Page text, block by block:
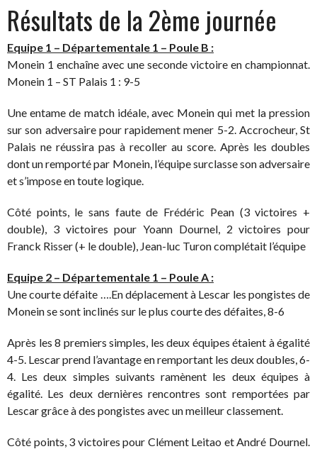
Résultats de la 2ème journée
Equipe 1 – Départementale 1 – Poule B :
Monein 1 enchaîne avec une seconde victoire en championnat.
Monein 1 – ST Palais 1 : 9-5
Une entame de match idéale, avec Monein qui met la pression
sur son adversaire pour rapidement mener 5-2. Accrocheur, St
Palais ne réussira pas à recoller au score. Après les doubles
dont un remporté par Monein, l’équipe surclasse son adversaire
et s’impose en toute logique.
Côté points, le sans faute de Frédéric Pean (3 victoires +
double), 3 victoires pour Yoann Dournel, 2 victoires pour
Franck Risser (+ le double), Jean-luc Turon complétait l’équipe
Equipe 2 – Départementale 1 – Poule A :
Une courte défaite ….En déplacement à Lescar les pongistes de
Monein se sont inclinés sur le plus courte des défaites, 8-6
Après les 8 premiers simples, les deux équipes étaient à égalité
4-5. Lescar prend l’avantage en remportant les deux doubles, 6-
4. Les deux simples suivants ramènent les deux équipes à
égalité. Les deux dernières rencontres sont remportées par
Lescar grâce à des pongistes avec un meilleur classement.
Côté points, 3 victoires pour Clément Leitao et André Dournel.